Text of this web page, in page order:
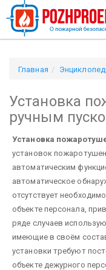
Главная
Установка
ручным
Установка
установок
автоматическим
автоматическое
отсутствует
объекте персонала,
ряде случаев
имеющие в своём
установки требуют
объекте дежурного